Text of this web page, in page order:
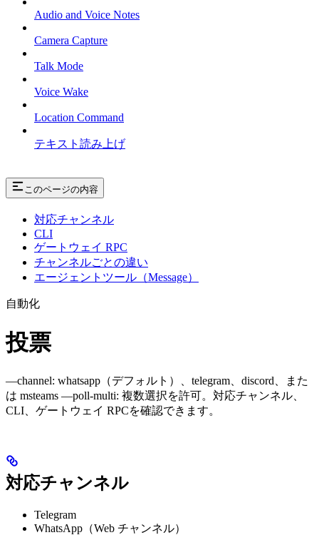
Audio and Voice Notes
Camera Capture
Talk Mode
Voice Wake
Location Command
テキスト読み上げ
このページの内容
対応チャンネル
CLI
ゲートウェイ RPC
チャンネルごとの違い
エージェントツール（Message）
自動化
投票
—channel: whatsapp（デフォルト）、telegram、discord、また
は msteams —poll-multi: 複数選択を許可。対応チャンネル、
CLI、ゲートウェイ RPCを確認できます。
対応チャンネル
Telegram
WhatsApp（Web チャンネル）